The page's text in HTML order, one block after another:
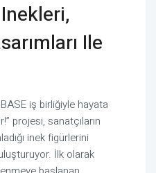
Ile
BASE iş birliğiyle hayata
projesi, sanatçıların
inek figürlerini
İlk olarak